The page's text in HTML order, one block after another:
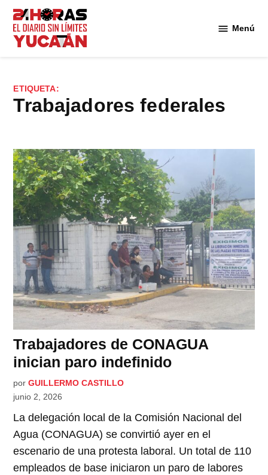
Saltar
contenido
Menú
ETIQUETA:
trabajadores federales
Trabajadores de CONAGUA
inician paro indefinido
por GUILLERMO CASTILLO
junio 2, 2026
La delegación local de la Comisión Nacional del
Agua (CONAGUA) se convirtió ayer en el
escenario de una protesta laboral. Un total de 110
empleados de base iniciaron un paro de labores